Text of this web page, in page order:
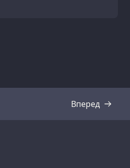
Вперед
Стенограмма